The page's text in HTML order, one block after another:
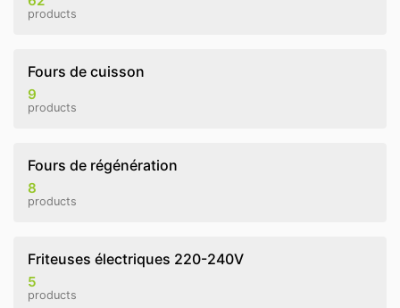
products
Fours de cuisson
9
products
Fours de régénération
8
products
Friteuses électriques 220-240V
5
products